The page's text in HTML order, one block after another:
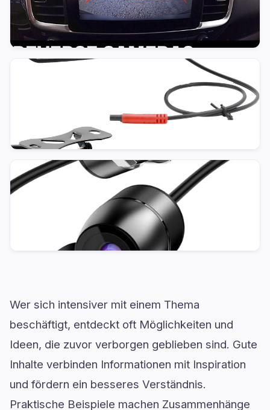
Wer sich intensiver mit einem Thema
beschäftigt, entdeckt oft Möglichkeiten und
Ideen, die zuvor verborgen geblieben sind. Gute
Inhalte verbinden Informationen mit Inspiration
und fördern ein besseres Verständnis.
Praktische Beispiele machen Zusammenhänge